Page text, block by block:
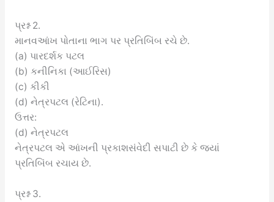
પ્રશ્ન 2.
માનવઆંખ પોતાના ભાગ પર પ્રતિબિંબ રચે છે.
(a) પારદર્શક પટલ
(b) કનીનિકા (આઈરિસ)
(c) કીકી
(d) નેત્રપટલ (રેટિના).
ઉત્તર:
(d) નેત્રપટલ
નેત્રપટલ એ આંખની પ્રકાશસંવેદી સપાટી છે કે જ્યાં
પ્રતિબિંબ રચાય છે.
પ્રશ્ન 3.